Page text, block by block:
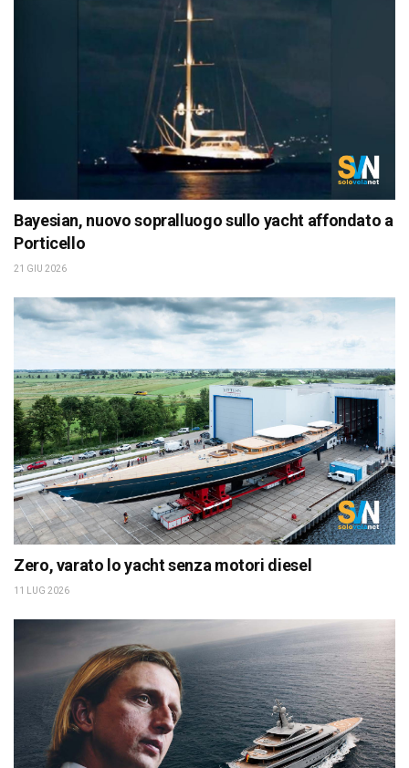
Bayesian, nuovo sopralluogo sullo yacht affondato a
Porticello
21 GIU 2026
Zero, varato lo yacht senza motori diesel
11 LUG 2026